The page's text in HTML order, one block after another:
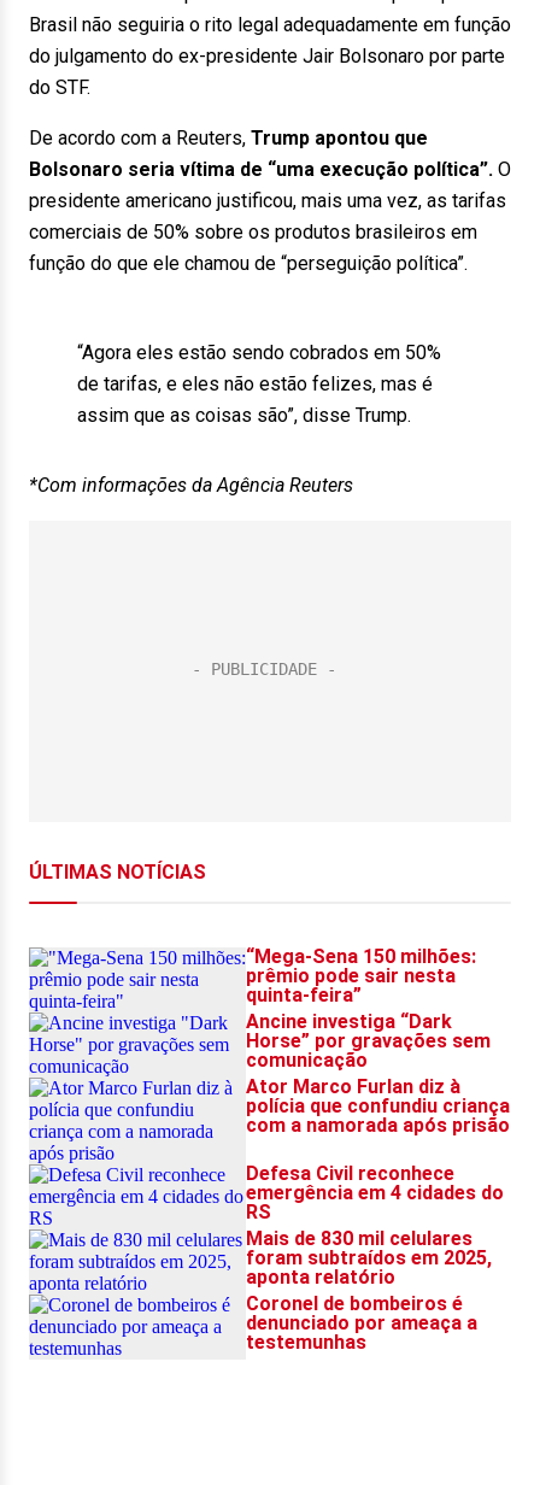
Brasil não seguiria o rito legal adequadamente em função
do julgamento do ex-presidente Jair Bolsonaro por parte
do STF.
De acordo com a Reuters, Trump apontou que
Bolsonaro seria vítima de “uma execução política”. O
presidente americano justificou, mais uma vez, as tarifas
comerciais de 50% sobre os produtos brasileiros em
função do que ele chamou de “perseguição política”.
“Agora eles estão sendo cobrados em 50%
de tarifas, e eles não estão felizes, mas é
assim que as coisas são”, disse Trump.
*Com informações da Agência Reuters